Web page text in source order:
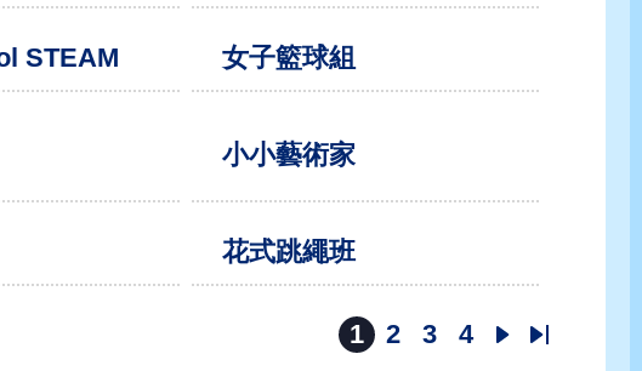
STEAM 女子籃球組
小小藝術家
花式跳繩班
目
1 2 3 4
Last